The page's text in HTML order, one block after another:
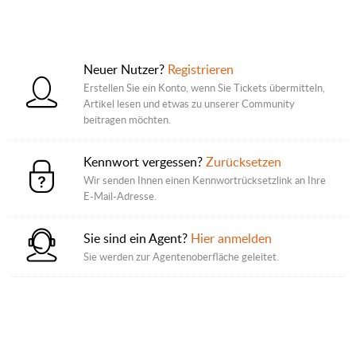
Neuer Nutzer? Registrieren
Erstellen Sie ein Konto, wenn Sie Tickets übermitteln,
Artikel lesen und etwas zu unserer Community
beitragen möchten.
Kennwort vergessen?Zurücksetzen
Wir senden Ihnen einen Kennwortrücksetzlink an Ihre
E-Mail-Adresse.
Sie sind ein Agent? Hier anmelden
Sie werden zur Agentenoberfläche geleitet.